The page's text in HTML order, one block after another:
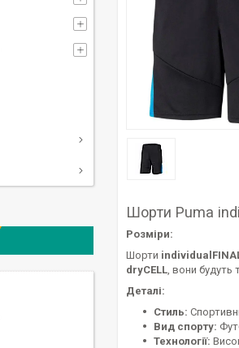
Шорти Puma
Розміри:
Шорти
dryCELL, вони будуть
Деталі:
Стиль:
Вид спорту:
Технології: